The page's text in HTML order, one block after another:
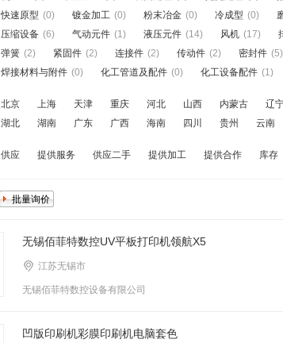
快速原型 (0) 镀金加工 (0) 粉末冶金 (0) 冷成型 (0)
压缩设备 (6) 气动元件 (1) 液压元件 (14) 风机 (17)
弹簧 (2) 紧固件 (2) 连接件 (2) 传动件 (2) 密封件 (5)
焊接材料与附件 (0) 化工管道及配件 (0) 化工设备配件 (1)
北京 上海 天津 重庆 河北 山西 内蒙古 辽
湖北
湖南 广东 广西 海南 四川 贵州 云南
供应 提供服务 供应二手 提供加工 提供合作 库存
无锡佰菲特数控UV平板打印机领航X5
江苏无锡市
无锡佰菲特数控设备有限公司
凹版印刷机彩膜印刷机电脑套色